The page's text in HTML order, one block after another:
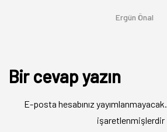
Ergün Önal
Bir cevap yazın
E-posta hesabınız yayımlanmayacak.
işaretlenmişlerdir